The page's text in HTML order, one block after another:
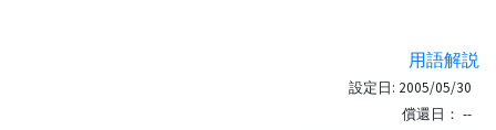
用語解説
設定日: 2005/05/30
償還日： --